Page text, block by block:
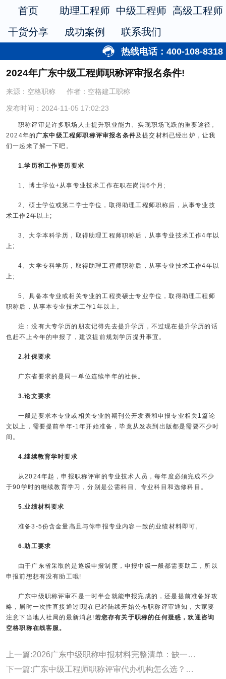
首页 助理工程师 中级工程师 高级工程师
干货分享
成功案例 联系我们
热线电话：400-108-8318
2024年广东中级工程师职称评审报名条件!
来源：空格职称 作者：空格建工职称
发布时间：2024-11-05 17:02:23
职称评审是许多职场人士提升职业能力、实现职场飞跃的重要途径。
2024年的 广东中级工程师职称评审报名条件及提交材料已经出炉，让我
们一起来了解一下吧。
1.学历和工作资历要求
1、博士学位+从事专业技术工作在职在岗满6个月;
2、硕士学位或第二学士学位，取得助理工程师职称后，从事专业技
术工作2年以上;
3、大学本科学历，取得助理工程师职称后，从事专业技术工作4年以
上;
4、大学专科学历，取得助理工程师职称后，从事专业技术工作4年以
上;
5、具备本专业或相关专业的工程类硕士专业学位，取得助理工程师
职称后，从事本专业技术工作1年以上。
注：没有大专学历的朋友记得先去提升学历，不过现在提升学历的话
也赶不上今年的申报了，建议提前规划学历提升事宜。
2.社保要求
广东省要求的是同一单位连续半年的社保。
3.论文要求
一般是要求本专业或相关专业的期刊公开发表和申报专业相关1篇论
文以上，需要提前半年-1年开始准备，毕竟从发表到出版都是需要不少时
间。
4.继续教育学时要求
从2024年起，申报职称评审的专业技术人员，每年度必须完成不少
于90学时的继续教育学习，分别是公需科目、专业科目和选修科目。
5.业绩材料要求
准备3-5份含金量高且与你申报专业内容一致的业绩材料即可。
6.助工要求
由于广东省采取的是逐级申报制度，申报中级一般都需要助工，所以
申报前想想有没有助工哦!
广东中级职称评审不是一时半会就能申报完成的，还是提前准备好攻
略，届时一次性直接通过!现在已经陆续开始公布职称评审通知，大家要
注意下当地人社局的最新消息!若您存有关于职称的任何疑惑，欢迎咨询
空格职称在线客服。
上一篇:2026广东中级职称申报材料完整清单：缺一项都可能被退回!
下一篇:广东中级工程师职称评审代办机构怎么选？空格教育值得选择！